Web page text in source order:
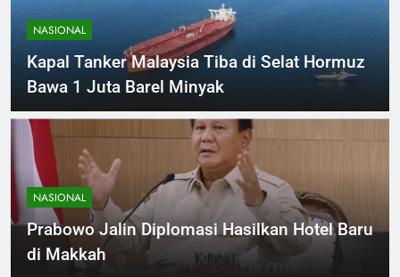
NASIONAL
Kapal Tanker Malaysia Tiba di Selat Hormuz
Bawa 1 Juta Barel Minyak
NASIONAL
Prabowo Jalin Diplomasi Hasilkan Hotel Baru
di Makkah